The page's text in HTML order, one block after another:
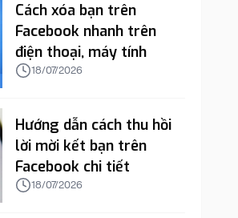
Cách xóa bạn trên
Facebook nhanh trên
điện thoại, máy tính
18/07/2026
Hướng dẫn cách thu hồi
lời mời kết bạn trên
Facebook chi tiết
18/07/2026